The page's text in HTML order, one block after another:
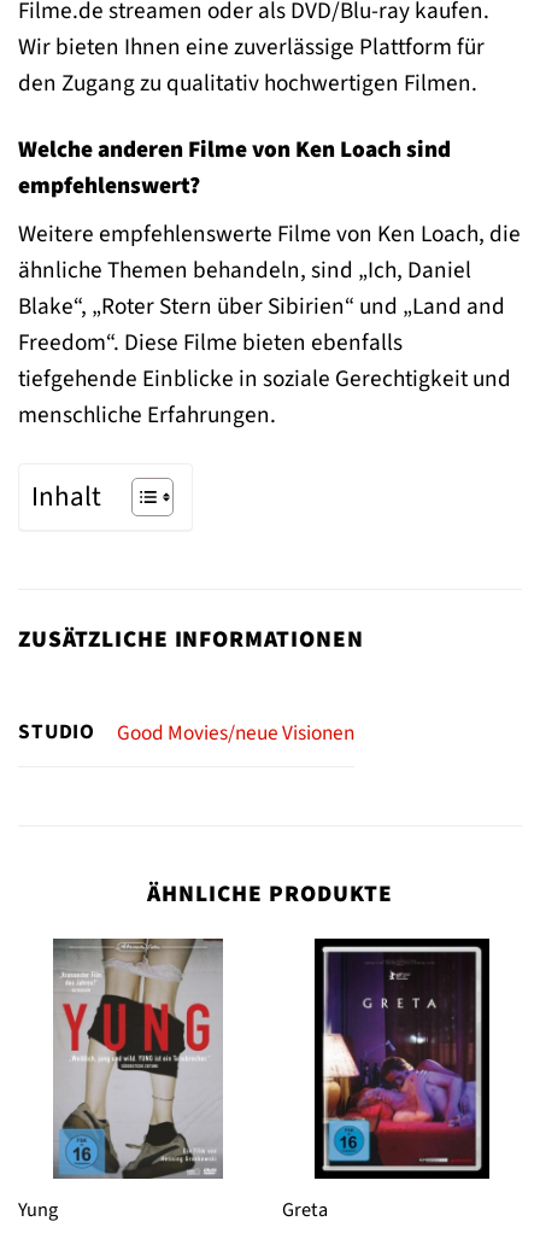
Filme.de streamen oder als DVD/Blu-ray kaufen.
Wir bieten Ihnen eine zuverlässige Plattform für
den Zugang zu qualitativ hochwertigen Filmen.
Welche anderen Filme von Ken Loach sind
empfehlenswert?
Weitere empfehlenswerte Filme von Ken Loach, die
ähnliche Themen behandeln, sind „Ich, Daniel
Blake“, „Roter Stern über Sibirien“ und „Land and
Freedom“. Diese Filme bieten ebenfalls
tiefgehende Einblicke in soziale Gerechtigkeit und
menschliche Erfahrungen.
Inhalt
ZUSÄTZLICHE INFORMATIONEN
STUDIO Good Movies/neue Visionen
ÄHNLICHE PRODUKTE
Yung Greta